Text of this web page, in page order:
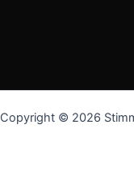
Copyright © 2026